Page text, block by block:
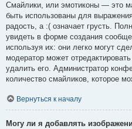
Смайлики, или эмотиконы — это
быть использованы для
радость, а :( означает грусть.
увидеть в форме создания
используя их: они легко могут
модератор может
удалить его. Администратор
количество смайликов, которое
Вернуться к началу
Могу ли я добавлять